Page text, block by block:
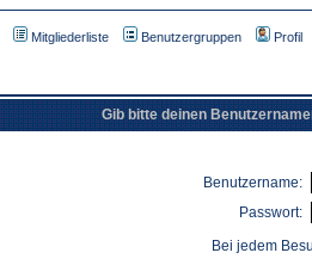
Mitgliederliste Benutzergruppen Profil
Gib bitte deinen
Benutzername:
Passwort:
Bei jedem